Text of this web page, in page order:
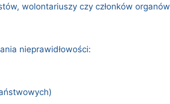
wolontariuszy czy członków organów
nieprawidłowości: